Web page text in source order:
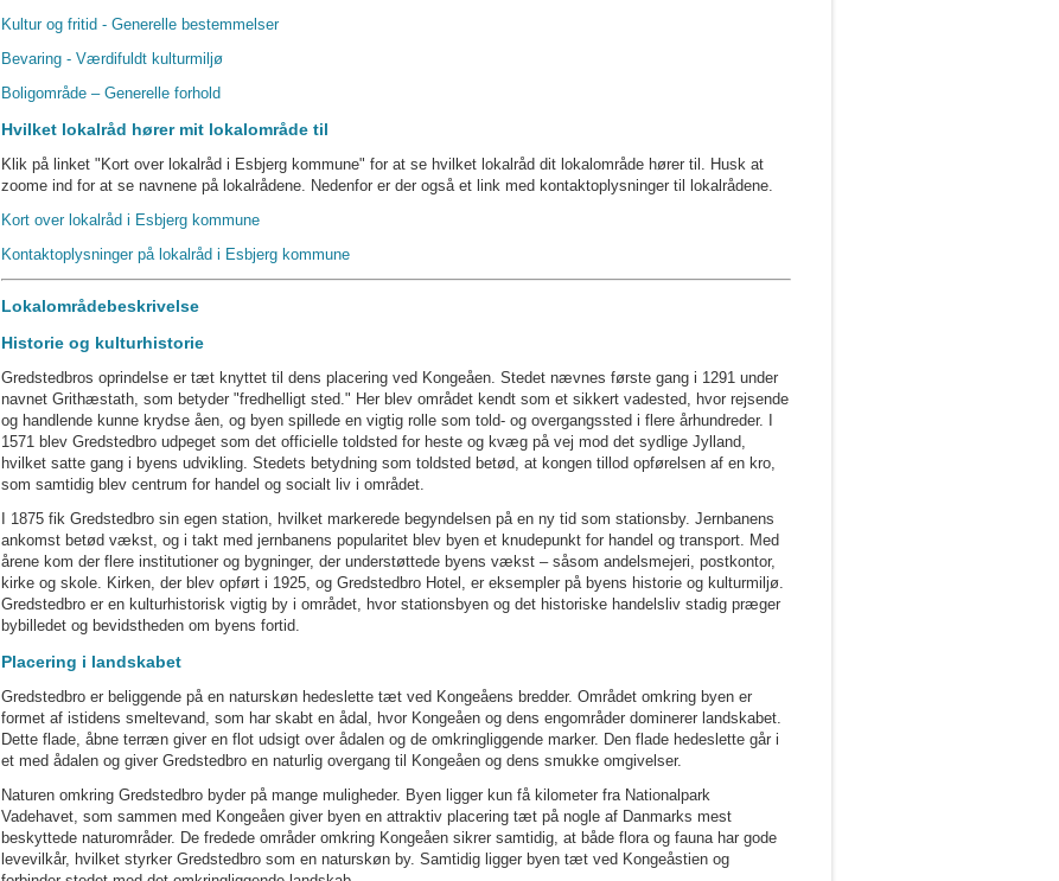
Kultur og fritid - Generelle bestemmelser
Bevaring - Værdifuldt kulturmiljø
Boligområde – Generelle forhold
Hvilket lokalråd hører mit lokalområde til
Klik på linket "Kort over lokalråd i Esbjerg kommune" for at se hvilket lokalråd dit lokalområde hører til. Husk at
zoome ind for at se navnene på lokalrådene. Nedenfor er der også et link med kontaktoplysninger til lokalrådene.
Kort over lokalråd i Esbjerg kommune
Kontaktoplysninger på lokalråd i Esbjerg kommune
Lokalområdebeskrivelse
Historie og kulturhistorie
Gredstedbros oprindelse er tæt knyttet til dens placering ved Kongeåen. Stedet nævnes første gang i 1291 under
navnet Grithæstath, som betyder "fredhelligt sted." Her blev området kendt som et sikkert vadested, hvor rejsende
og handlende kunne krydse åen, og byen spillede en vigtig rolle som told- og overgangssted i flere århundreder. I
1571 blev Gredstedbro udpeget som det officielle toldsted for heste og kvæg på vej mod det sydlige Jylland,
hvilket satte gang i byens udvikling. Stedets betydning som toldsted betød, at kongen tillod opførelsen af en kro,
som samtidig blev centrum for handel og socialt liv i området.
I 1875 fik Gredstedbro sin egen station, hvilket markerede begyndelsen på en ny tid som stationsby. Jernbanens
ankomst betød vækst, og i takt med jernbanens popularitet blev byen et knudepunkt for handel og transport. Med
årene kom der flere institutioner og bygninger, der understøttede byens vækst – såsom andelsmejeri, postkontor,
kirke og skole. Kirken, der blev opført i 1925, og Gredstedbro Hotel, er eksempler på byens historie og kulturmiljø.
Gredstedbro er en kulturhistorisk vigtig by i området, hvor stationsbyen og det historiske handelsliv stadig præger
bybilledet og bevidstheden om byens fortid.
Placering i landskabet
Gredstedbro er beliggende på en naturskøn hedeslette tæt ved Kongeåens bredder. Området omkring byen er
formet af istidens smeltevand, som har skabt en ådal, hvor Kongeåen og dens engområder dominerer landskabet.
Dette flade, åbne terræn giver en flot udsigt over ådalen og de omkringliggende marker. Den flade hedeslette går i
et med ådalen og giver Gredstedbro en naturlig overgang til Kongeåen og dens smukke omgivelser.
Naturen omkring Gredstedbro byder på mange muligheder. Byen ligger kun få kilometer fra Nationalpark
Vadehavet, som sammen med Kongeåen giver byen en attraktiv placering tæt på nogle af Danmarks mest
beskyttede naturområder. De fredede områder omkring Kongeåen sikrer samtidig, at både flora og fauna har gode
levevilkår, hvilket styrker Gredstedbro som en naturskøn by. Samtidig ligger byen tæt ved Kongeåstien og